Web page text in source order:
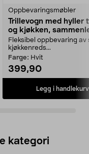
Oppbevaringsmøbler
Trillevogn med hyller
og kjøkken,
Fleksibel oppbevaring av
kjøkkenreds...
Farge: Hvit
399,90
Legg i handlekurv
kategori